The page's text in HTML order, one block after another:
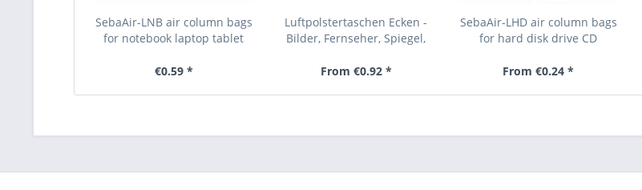
SebaAir-LNB air column bags
for notebook laptop tablet
€0.59 *
Luftpolstertaschen Ecken -
Bilder, Fernseher, Spiegel,
From €0.92 *
SebaAir-LHD air column bags
for hard disk drive CD
From €0.24 *